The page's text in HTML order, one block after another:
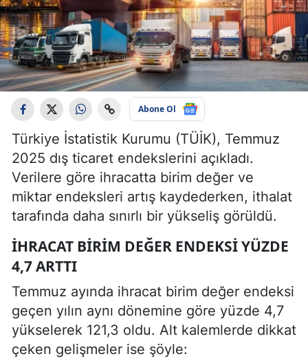
Abone Ol
Türkiye İstatistik Kurumu (TÜİK), Temmuz
2025 dış ticaret endekslerini açıkladı.
Verilere göre ihracatta birim değer ve
miktar endeksleri artış kaydederken, ithalat
tarafında daha sınırlı bir yükseliş görüldü.
İHRACAT BIRIM DEĞER ENDEKSI YÜZDE
4,7 ARTTI
Temmuz ayında ihracat birim değer endeksi
geçen yılın aynı dönemine göre yüzde 4,7
yükselerek 121,3 oldu. Alt kalemlerde dikkat
çeken gelişmeler ise şöyle: